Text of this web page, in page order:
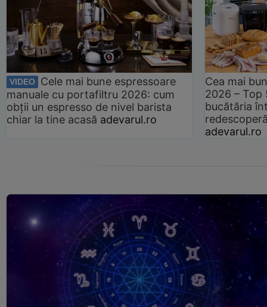
VIDEO
Cele mai bune espressoare
manuale cu portafiltru 2026: cum
obții un espresso de nivel barista
chiar la tine acasă adevarul.ro
Cea mai
2026 –
bucătăria
adevarul.ro